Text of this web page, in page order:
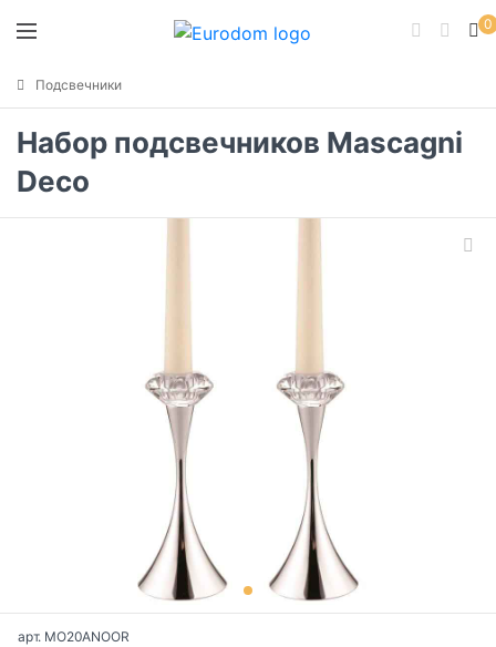
0
Подсвечники
Набор подсвечников Mascagni
Deco
арт. MO20ANOOR